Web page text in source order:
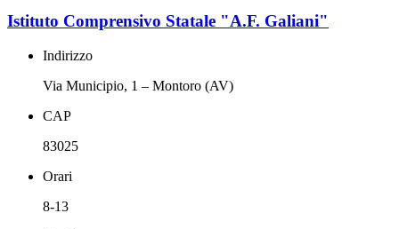
Istituto Comprensivo Statale "A.F. Galiani"
Indirizzo
Via Municipio, 1 – Montoro (AV)
CAP
83025
Orari
8-13